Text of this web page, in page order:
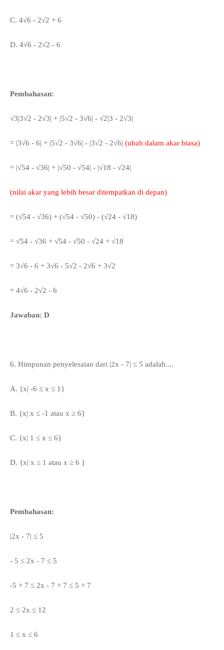
C. 4√6 - 2√2 + 6
D. 4√6 - 2√2 - 6
Pembahasan:
√3|3√2 - 2√3| + |5√2 - 3√6| - √2|3 - 2√3|
= |3√6 - 6| + |5√2 - 3√6| - |3√2 - 2√6| (ubah dalam akar biasa)
= |√54 - √36| + |√50 - √54| - |√18 - √24|
(nilai akar yang lebih besar ditempatkan di depan)
= (√54 - √36) + (√54 - √50) - (√24 - √18)
= √54 - √36 + √54 - √50 - √24 + √18
= 3√6 - 6 + 3√6 - 5√2 - 2√6 + 3√2
= 4√6 - 2√2 - 6
Jawaban: D
6. Himpunan penyelesaian dari |2x - 7| ≤ 5 adalah....
A. {x| -6 ≤ x ≤ 1}
B. {x| x ≤ -1 atau x ≥ 6}
C. {x| 1 ≤ x ≤ 6}
D. {x| x ≤ 1 atau x ≥ 6 }
Pembahasan:
|2x - 7| ≤ 5
- 5 ≤ 2x - 7 ≤ 5
-5 + 7 ≤ 2x - 7 + 7 ≤ 5 + 7
2 ≤ 2x ≤ 12
1 ≤ x ≤ 6